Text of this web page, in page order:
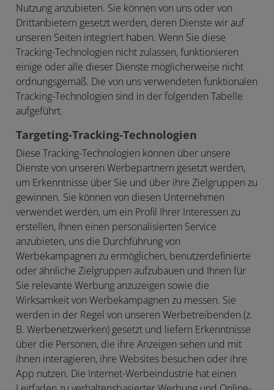
Nutzung anzubieten. Sie können von uns oder von
Drittanbietern gesetzt werden, deren Dienste wir auf
unseren Seiten integriert haben. Wenn Sie diese
Tracking-Technologien nicht zulassen, funktionieren
einige oder alle dieser Dienste möglicherweise nicht
ordnungsgemäß. Die von uns verwendeten funktionalen
Tracking-Technologien sind in der folgenden Tabelle
aufgeführt.
Targeting-Tracking-Technologien
Diese Tracking-Technologien können über unsere
Dienste von unseren Werbepartnern gesetzt werden,
um Erkenntnisse über Sie und über ihre Zielgruppen zu
gewinnen. Sie können von diesen Unternehmen
verwendet werden, um ein Profil Ihrer Interessen zu
erstellen, Ihnen einen personalisierten Service
anzubieten, uns die Durchführung von
Werbekampagnen zu ermöglichen, benutzerdefinierte
oder ähnliche Zielgruppen aufzubauen und Ihnen für
Sie relevante Werbung anzuzeigen sowie die
Wirksamkeit von Werbekampagnen zu messen. Sie
werden in der Regel von unseren Werbetreibenden (z.
B. Werbenetzwerken) gesetzt und liefern Erkenntnisse
über die Personen, die ihre Anzeigen sehen und mit
ihnen interagieren, ihre Websites besuchen oder ihre
App nutzen. Die Internet-Werbeindustrie hat einen